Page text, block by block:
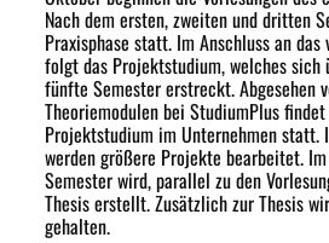
Nach dem ersten, zweiten und dritten
Praxisphase statt. Im Anschluss an
folgt das Projektstudium, welches sich
fünfte Semester erstreckt. Abgesehen
Theoriemodulen bei StudiumPlus
Projektstudium im Unternehmen statt.
werden größere Projekte bearbeitet.
Semester wird, parallel zu den
Thesis erstellt. Zusätzlich zur Thesis
gehalten.